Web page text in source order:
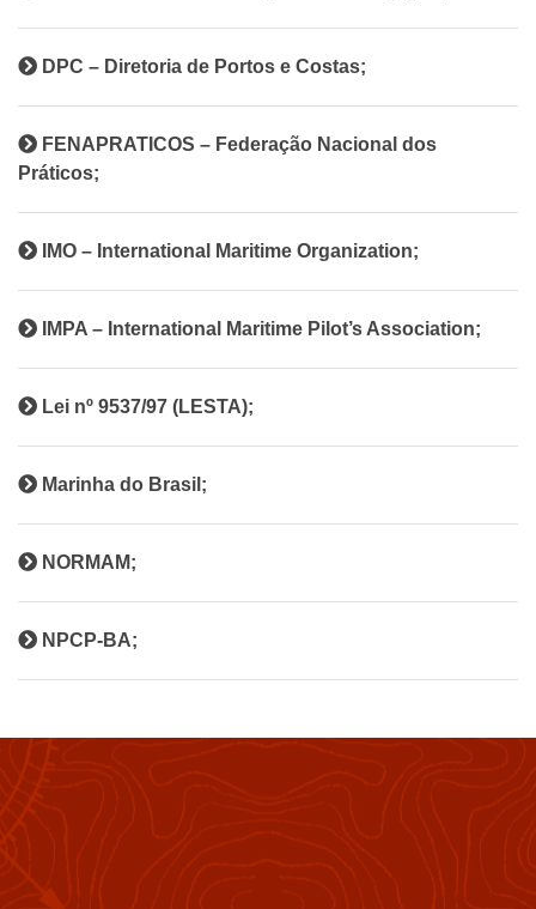
DPC – Diretoria de Portos e Costas;
FENAPRATICOS – Federação Nacional dos
Práticos;
IMO – International Maritime Organization;
IMPA – International Maritime Pilot’s Association;
Lei nº 9537/97 (LESTA);
Marinha do Brasil;
NORMAM;
NPCP-BA;